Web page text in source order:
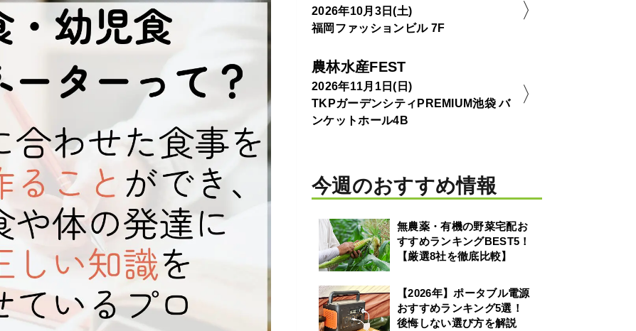
2026年10月3日(土)
福岡ファッションビル 7F
農林水産FEST
2026年11月1日(日)
TKPガーデンシティPREMIUM池袋 バ
ンケットホール4B
今週のおすすめ情報
無農薬・有機の野菜宅配お
すすめランキングBEST5！
【厳選8社を徹底比較】
【2026年】ポータブル電源
おすすめランキング5選！
後悔しない選び方を解説